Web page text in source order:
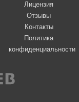
Лицензия
Отзывы
Контакты
Политика
конфиденциальности